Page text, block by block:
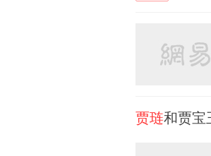
贾琏和贾宝